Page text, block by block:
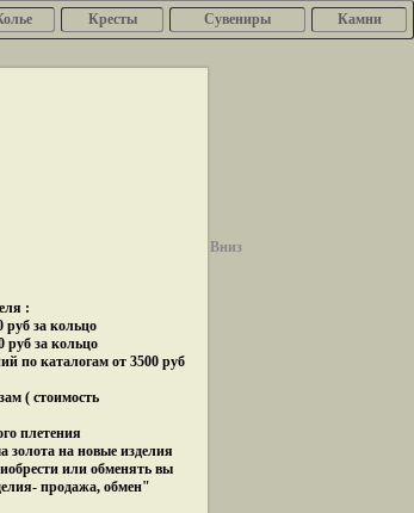
Кресты Сувениры Камни
:
руб за кольцо
руб за кольцо
по каталогам от 3500 руб
( стоимость
плетения
золота на новые изделия
или обменять вы
продажа, обмен"
Вниз